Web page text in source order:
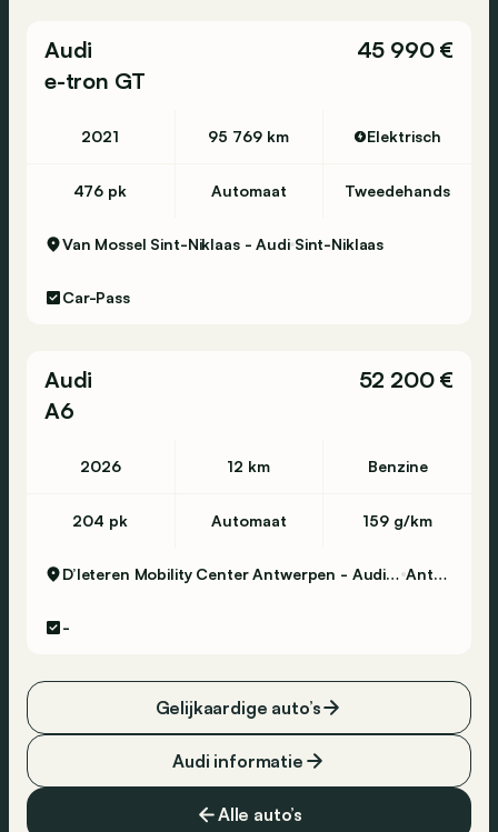
Audi
e-tron GT
45 990 €
2021 95 769 km Elektrisch
476 pk Automaat Tweedehands
Van Mossel Sint-Niklaas - Audi Sint-Niklaas
Car-Pass
Audi
A6
52 200 €
2026 12 km Benzine
204 pk Automaat 159 g/km
D’Ieteren Mobility Center Antwerpen - Audi, Volkswagen & Commercial Vehicles Antwerpen
-
Alle auto’s
Audi informatie
Gelijkaardige auto’s